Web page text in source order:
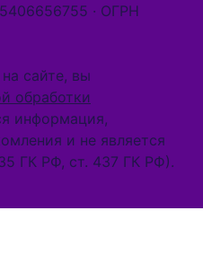
· ОГРН
сайте, вы
обработки
информация,
и не является
ГК РФ, cт. 437 ГК РФ).